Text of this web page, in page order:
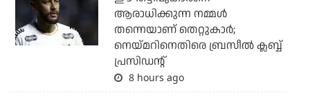
ആരാധിക്കുന്ന നമ്മള്‍
തന്നെയാണ് തെറ്റുകാര്‍;
നെയ്മറിനെതിരെ ബ്രസീല്‍ ക്ലബ്ബ്
പ്രസിഡന്റ്
8 hours ago